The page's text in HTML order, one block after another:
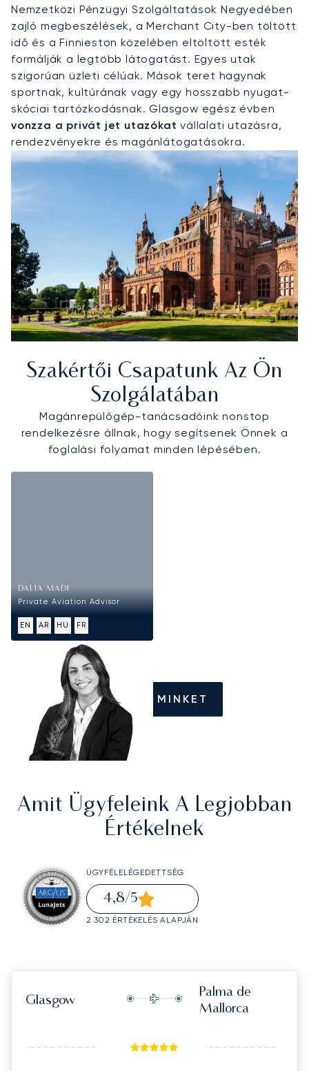
Nemzetközi Pénzügyi Szolgáltatások Negyedében
zajló megbeszélések, a Merchant City-ben töltött
idő és a Finnieston közelében eltöltött esték
formálják a legtöbb látogatást. Egyes utak
szigorúan üzleti célúak. Mások teret hagynak
sportnak, kultúrának vagy egy hosszabb nyugat-
skóciai tartózkodásnak. Glasgow egész évben
vonzza a privát jet utazókat vállalati utazásra,
rendezvényekre és magánlátogatásokra.
Szakértői Csapatunk Az Ön
Szolgálatában
Magánrepülőgép-tanácsadóink nonstop
rendelkezésre állnak, hogy segítsenek Önnek a
foglalási folyamat minden lépésében.
DALIA MADI
Private Aviation Advisor
EN AR HU FR
HÍVJON MINKET
Amit Ügyfeleink A Legjobban
Értékelnek
ÜGYFÉLELÉGEDETTSÉG
4,8/5
2 302 ÉRTÉKELÉS ALAPJÁN
Glasgow
Palma de
Mallorca